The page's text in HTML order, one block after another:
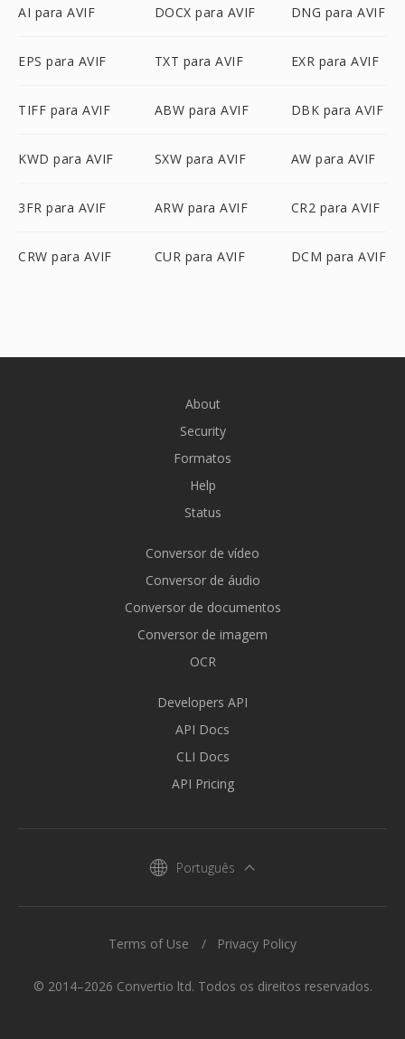
AI para AVIF DOCX para AVIF DNG para AVIF
EPS para AVIF TXT para AVIF EXR para AVIF
TIFF para AVIF ABW para AVIF DBK para AVIF
KWD para AVIF SXW para AVIF AW para AVIF
3FR para AVIF ARW para AVIF CR2 para AVIF
CRW para AVIF CUR para AVIF DCM para AVIF
About
Security
Formatos
Help
Status
Conversor de vídeo
Conversor de áudio
Conversor de documentos
Conversor de imagem
OCR
Developers API
API Docs
CLI Docs
API Pricing
Português
© 2014–2026 Convertio ltd. Todos os direitos reservados.
Terms of Use Privacy Policy